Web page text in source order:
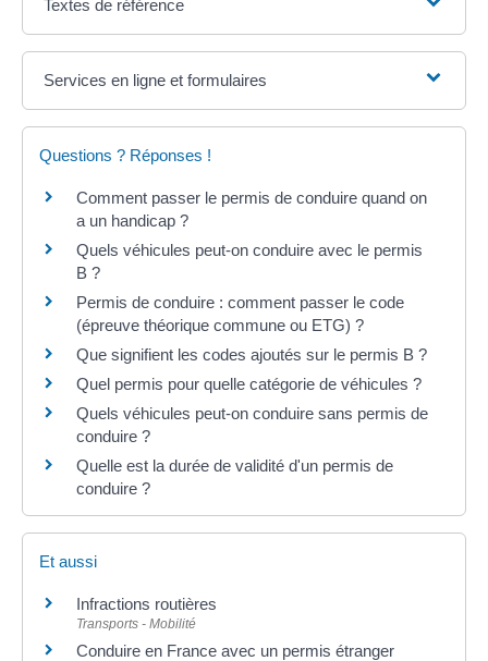
Textes de référence
Services en ligne et formulaires
Questions ? Réponses !
Comment passer le permis de conduire quand on
a un handicap ?
Quels véhicules peut-on conduire avec le permis
B ?
Permis de conduire : comment passer le code
(épreuve théorique commune ou ETG) ?
Que signifient les codes ajoutés sur le permis B ?
Quel permis pour quelle catégorie de véhicules ?
Quels véhicules peut-on conduire sans permis de
conduire ?
Quelle est la durée de validité d'un permis de
conduire ?
Et aussi
Infractions routières
Transports - Mobilité
Conduire en France avec un permis étranger